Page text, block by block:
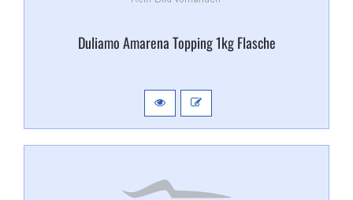
Duliamo Amarena Topping 1kg Flasche